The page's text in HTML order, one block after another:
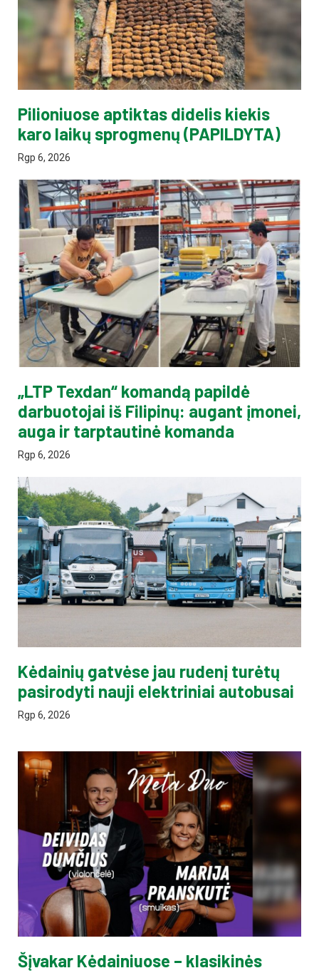
Pilioniuose aptiktas didelis kiekis
karo laikų sprogmenų (PAPILDYTA)
Rgp 6, 2026
„LTP Texdan“ komandą papildė
darbuotojai iš Filipinų: augant įmonei,
auga ir tarptautinė komanda
Rgp 6, 2026
Kėdainių gatvėse jau rudenį turėtų
pasirodyti nauji elektriniai autobusai
Rgp 6, 2026
Šįvakar Kėdainiuose – klasikinės